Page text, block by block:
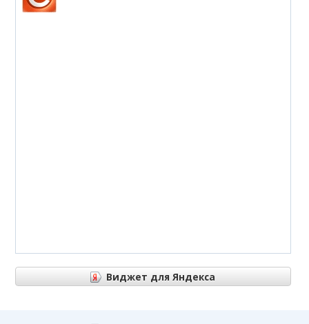
Виджет для Яндекса
Виджет для Яндекса